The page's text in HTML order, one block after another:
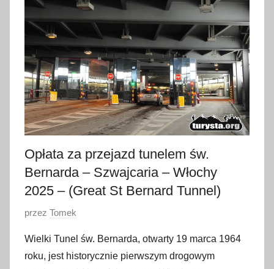
y
c
n
i
a
2
0
2
5
Opłata za przejazd tunelem św.
Bernarda – Szwajcaria – Włochy
2025 – (Great St Bernard Tunnel)
O
u
b
przez Tomek
Wielki Tunel św. Bernarda, otwarty 19 marca 1964
roku, jest historycznie pierwszym drogowym